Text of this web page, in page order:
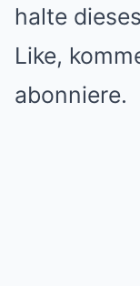
halte
Like,
abonniere.